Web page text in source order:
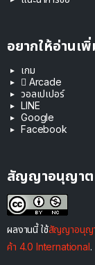
อยากให้อ่านเ
เกม
 Arcade
วอลเปเปอร์
LINE
Google
Facebook
สัญญาอนุญาต
ผลงานนี้ ใช้สัญญาอนุญา
ค้า 4.0 International.